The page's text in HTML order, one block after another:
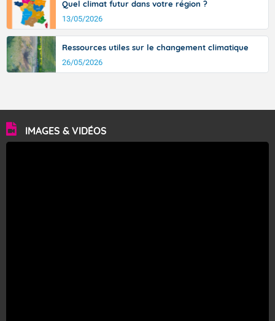
Quel climat futur dans votre région ?
13/05/2026
Ressources utiles sur le changement climatique
26/05/2026
IMAGES & VIDÉOS